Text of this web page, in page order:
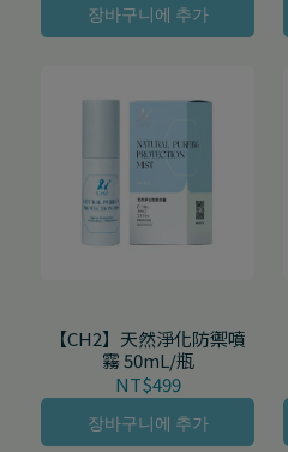
장바구니에 추가
【CH2】天然淨化防禦噴
霧 50mL/瓶
NT$499
장바구니에 추가